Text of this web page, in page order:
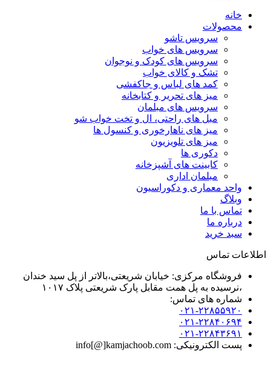
خانه
محصولات
سرویس تاشو
سرویس های خواب
سرویس های کودک و نوجوان
تشک و کالای خواب
کمد های لباس و جاکفشی
میز های تحریر و کتابخانه
سرویس های مبلمان
مبل های راحتی، ال و تخت خواب شو
میز های ناهارخوری و کنسول ها
میز های تلویزیون
دکوری ها
کابینت های آشپزخانه
مبلمان اداری
واحد معماری و دکوراسیون
وبلاگ
تماس با ما
درباره ما
سبد خرید
اطلاعات تماس
فروشگاه مرکزی: خیابان شریعتی،بالاتر از پل سید خندان
،نرسیده به پل همت مقابل پارک شریعتی پلاک ۱۰۱۷
شماره های تماس:
۰۲۱-۲۲۸۵۵۹۲۰
۰۲۱-۲۲۸۴۰۶۹۴
۰۲۱-۲۲۸۴۳۶۹۱
پست الکترونیکی: info[@]kamjachoob.com